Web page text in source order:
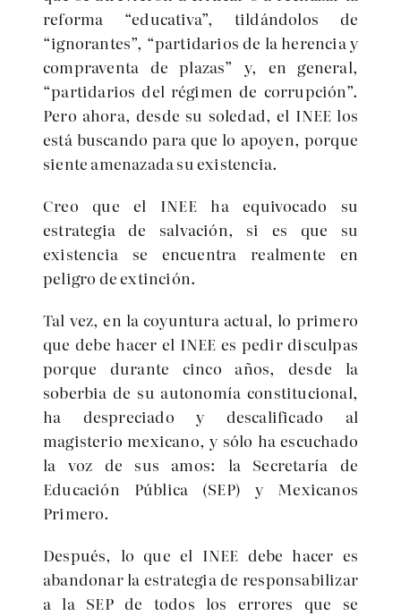
reforma “educativa”, tildándolos de
“ignorantes”, “partidarios de la herencia y
compraventa de plazas” y, en general,
“partidarios del régimen de corrupción”.
Pero ahora, desde su soledad, el INEE los
está buscando para que lo apoyen, porque
siente amenazada su existencia.
Creo que el INEE ha equivocado su
estrategia de salvación, si es que su
existencia se encuentra realmente en
peligro de extinción.
Tal vez, en la coyuntura actual, lo primero
que debe hacer el INEE es pedir disculpas
porque durante cinco años, desde la
soberbia de su autonomía constitucional,
ha despreciado y descalificado al
magisterio mexicano, y sólo ha escuchado
la voz de sus amos: la Secretaría de
Educación Pública (SEP) y Mexicanos
Primero.
Después, lo que el INEE debe hacer es
abandonar la estrategia de responsabilizar
a la SEP de todos los errores que se